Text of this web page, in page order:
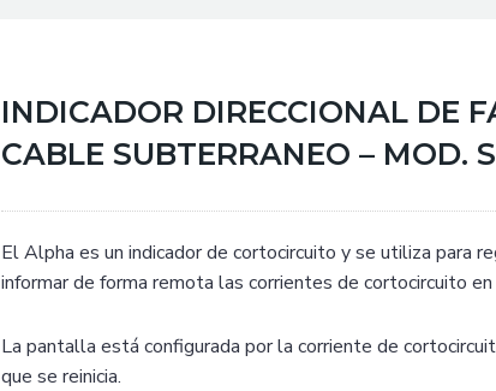
INDICADOR DIRECCIONAL DE
CABLE SUBTERRANEO – MOD.
El Alpha es un indicador de cortocircuito y se utiliza para
informar de forma remota las corrientes de cortocircuito
La pantalla está configurada por la corriente de
que se reinicia.